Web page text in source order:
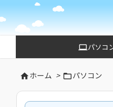
computerパソコ
ホーム > パソコン